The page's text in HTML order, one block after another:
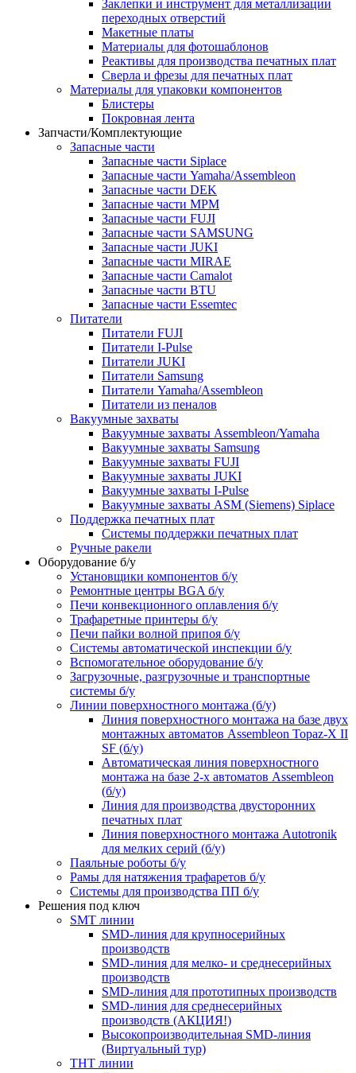
Заклепки и инструмент для металлизации
переходных отверстий
Макетные платы
Материалы для фотошаблонов
Реактивы для производства печатных плат
Сверла и фрезы для печатных плат
Материалы для упаковки компонентов
Блистеры
Покровная лента
Запчасти/Комплектующие
Запасные части
Запасные части Siplace
Запасные части Yamaha/Assembleon
Запасные части DEK
Запасные части MPM
Запасные части FUJI
Запасные части SAMSUNG
Запасные части JUKI
Запасные части MIRAE
Запасные части Camalot
Запасные части BTU
Запасные части Essemtec
Питатели
Питатели FUJI
Питатели I-Pulse
Питатели JUKI
Питатели Samsung
Питатели Yamaha/Assembleon
Питатели из пеналов
Вакуумные захваты
Вакуумные захваты Assembleon/Yamaha
Вакуумные захваты Samsung
Вакуумные захваты FUJI
Вакуумные захваты JUKI
Вакуумные захваты I-Pulse
Вакуумные захваты ASM (Siemens) Siplace
Поддержка печатных плат
Системы поддержки печатных плат
Ручные ракели
Оборудование б/у
Установщики компонентов б/у
Ремонтные центры BGA б/у
Печи конвекционного оплавления б/у
Трафаретные принтеры б/у
Печи пайки волной припоя б/у
Системы автоматической инспекции б/у
Вспомогательное оборудование б/у
Загрузочные, разгрузочные и транспортные
системы б/у
Линии поверхностного монтажа (б/у)
Линия поверхностного монтажа на базе двух
монтажных автоматов Assembleon Topaz-X II
SF (б/у)
Автоматическая линия поверхностного
монтажа на базе 2-х автоматов Assembleon
(б/у)
Линия для производства двусторонних
печатных плат
Линия поверхностного монтажа Autotronik
для мелких серий (б/у)
Паяльные роботы б/у
Рамы для натяжения трафаретов б/у
Системы для производства ПП б/у
Решения под ключ
SMT линии
SMD-линия для крупносерийных
производств
SMD-линия для мелко- и среднесерийных
производств
SMD-линия для прототипных производств
SMD-линия для среднесерийных
производств (АКЦИЯ!)
Высокопроизводительная SMD-линия
(Виртуальный тур)
THT линии